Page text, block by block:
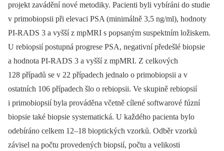
projekt zavádění nové metodiky. Pacienti byli vybíráni do studie
v primobiopsii při elevaci PSA (minimálně 3,5 ng/ml), hodnoty
PI‑RADS 3 a vyšší z mpMRI s popsaným suspektním ložiskem.
U rebiopsií postupná progrese PSA, negativní předešlé biopsie
a hodnota PI‑RADS 3 a vyšší z mpMRI. Z celkových
128 případů se v 22 případech jednalo o primobiopsii a v
ostatních 106 případech šlo o rebiopsii. Ve skupině rebiopsií
i primobiopsií byla prováděna včetně cílené softwarové fúzní
biopsie také biopsie systematická. U každého pacienta bylo
odebíráno celkem 12–18 bioptických vzorků. Odběr vzorků
závisel na počtu provedených biopsií, počtu a velikosti